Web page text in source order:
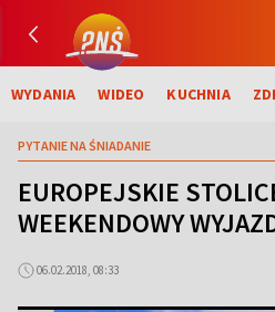
WYDANIA WIDEO KUCHNIA
PYTANIE NA ŚNIADANIE
EUROPEJSKIE
WEEKENDOWY
06.02.2018, 08:33